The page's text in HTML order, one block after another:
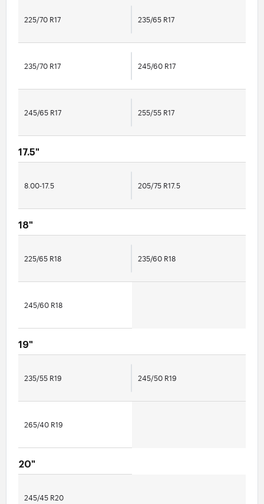
225/70 R17 235/65 R17
235/70 R17 245/60 R17
245/65 R17 255/55 R17
17.5"
8.00-17.5 205/75 R17.5
18"
225/65 R18 235/60 R18
245/60 R18
19"
235/55 R19 245/50 R19
265/40 R19
20"
245/45 R20